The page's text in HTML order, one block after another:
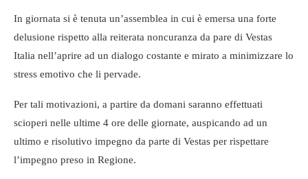
In giornata si è tenuta un’assemblea in cui è emersa una forte
delusione rispetto alla reiterata noncuranza da pare di Vestas
Italia nell’aprire ad un dialogo costante e mirato a minimizzare lo
stress emotivo che li pervade.
Per tali motivazioni, a partire da domani saranno effettuati
scioperi nelle ultime 4 ore delle giornate, auspicando ad un
ultimo e risolutivo impegno da parte di Vestas per rispettare
l’impegno preso in Regione.